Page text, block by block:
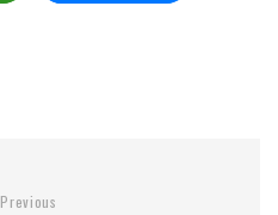
Previous